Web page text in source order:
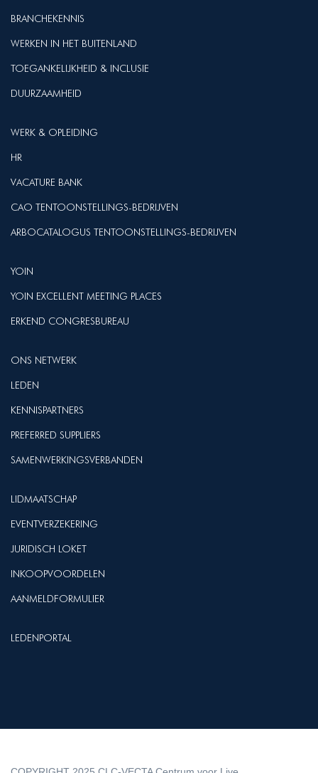
BRANCHEKENNIS
WERKEN IN HET BUITENLAND
TOEGANKELIJKHEID & INCLUSIE
DUURZAAMHEID
WERK & OPLEIDING
HR
VACATURE BANK
CAO TENTOONSTELLINGS-BEDRIJVEN
ARBOCATALOGUS TENTOONSTELLINGS-BEDRIJVEN
YOIN
YOIN EXCELLENT MEETING PLACES
ERKEND CONGRESBUREAU
ONS NETWERK
LEDEN
KENNISPARTNERS
PREFERRED SUPPLIERS
SAMENWERKINGSVERBANDEN
LIDMAATSCHAP
EVENTVERZEKERING
JURIDISCH LOKET
INKOOPVOORDELEN
AANMELDFORMULIER
LEDENPORTAL